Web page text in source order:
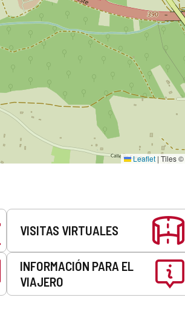
Leaflet | Tiles ©
VISITAS VIRTUALES
INFORMACIÓN PARA EL
VIAJERO